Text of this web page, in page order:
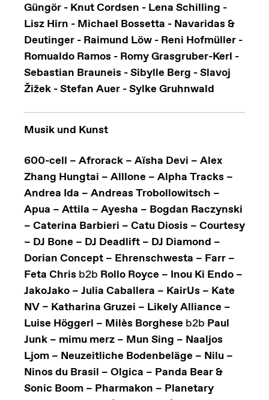
Güngör - Knut Cordsen - Lena Schilling -
Lisz Hirn - Michael Bossetta - Navaridas &
Deutinger - Raimund Löw - Reni Hofmüller -
Romualdo Ramos - Romy Grasgruber-Kerl -
Sebastian Brauneis - Sibylle Berg - Slavoj
Žižek - Stefan Auer - Sylke Gruhnwald
Musik und Kunst
600-cell – Afrorack – Aïsha Devi – Alex
Zhang Hungtai – Alllone – Alpha Tracks –
Andrea Ida – Andreas Trobollowitsch –
Apua – Attila – Ayesha – Bogdan Raczynski
– Caterina Barbieri – Catu Diosis – Courtesy
– DJ Bone – DJ Deadlift – DJ Diamond –
Dorian Concept – Ehrenschwesta – Farr –
Feta Chris b2b Rollo Royce – Inou Ki Endo –
JakoJako – Julia Caballera – KairUs ­– Kate
NV – Katharina Gruzei – Likely Alliance –
Luise Höggerl – Milès Borghese b2b Paul
Junk – mimu merz – Mun Sing – Naaljos
Ljom – Neuzeitliche Bodenbeläge – Nilu –
Ninos du Brasil – Olgica – Panda Bear &
Sonic Boom – Pharmakon – Planetary